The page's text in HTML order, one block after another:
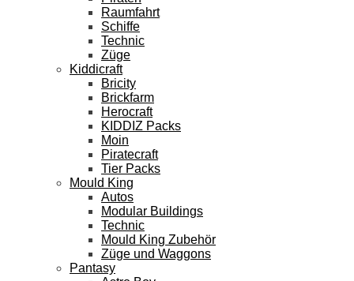
Raumfahrt
Schiffe
Technic
Züge
Kiddicraft
Bricity
Brickfarm
Herocraft
KIDDIZ Packs
Moin
Piratecraft
Tier Packs
Mould King
Autos
Modular Buildings
Technic
Mould King Zubehör
Züge und Waggons
Pantasy